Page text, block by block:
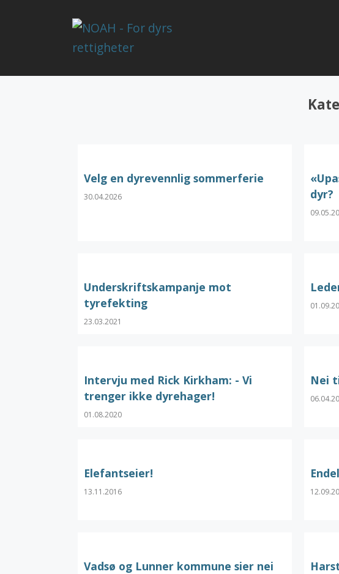
Velg en dyrevennlig sommerferie
30.04.2026
dyr?
Underskriftskampanje mot
tyrefekting
23.03.2021
Intervju med Rick Kirkham: - Vi
trenger ikke dyrehager!
01.08.2020
Nei
Elefantseier!
13.11.2016
Vadsø og Lunner kommune sier nei